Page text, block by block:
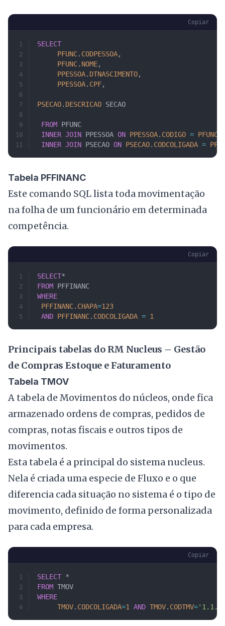
Copiar
SELECT
     PFUNC
. CODPESSOA,
     PFUNC
. NOME,
     PPESSOA
. DTNASCIMENTO,
     PPESSOA
. CPF,
PSECAO. DESCRICAO SECAO
FROM PFUNC
INNER JOIN PPESSOA ON PPESSOA. CODIGO = PFUNC
INNER JOIN PSECAO ON PSECAO. CODCOLIGADA =
Tabela PFFINANC
Este comando SQL lista toda movimentação
na folha de um funcionário em determinada
competência.
Copiar
SELECT*
FROM PFFINANC
WHERE
	PFFINANC
. CHAPA=123
	AND
PFFINANC. CODCOLIGADA = 1
Principais tabelas do RM Nucleus – Gestão
de Compras Estoque e Faturamento
Tabela TMOV
A tabela de Movimentos do núcleos, onde fica
armazenado ordens de compras, pedidos de
compras, notas fiscais e outros tipos de
movimentos.
Esta tabela é a principal do sistema nucleus.
Nela é criada uma especie de Fluxo e o que
diferencia cada situação no sistema é o tipo de
movimento, definido de forma personalizada
para cada empresa.
Copiar
SELECT *
FROM TMOV
WHERE
     TMOV
. CODCOLIGADA=1 AND TMOV. CODTMV=